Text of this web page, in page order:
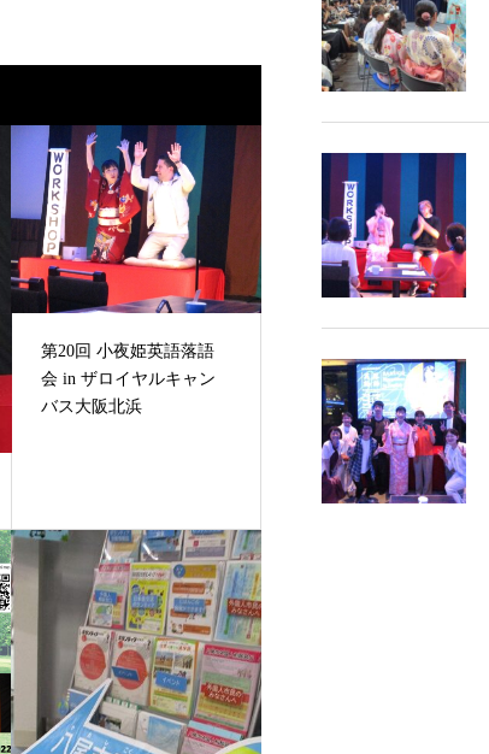
第20回 小夜姫英語落語
会 in ザロイヤルキャン
バス大阪北浜